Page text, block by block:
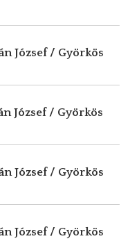
József / Györkös
József / Györkös
József / Györkös
József / Györkös